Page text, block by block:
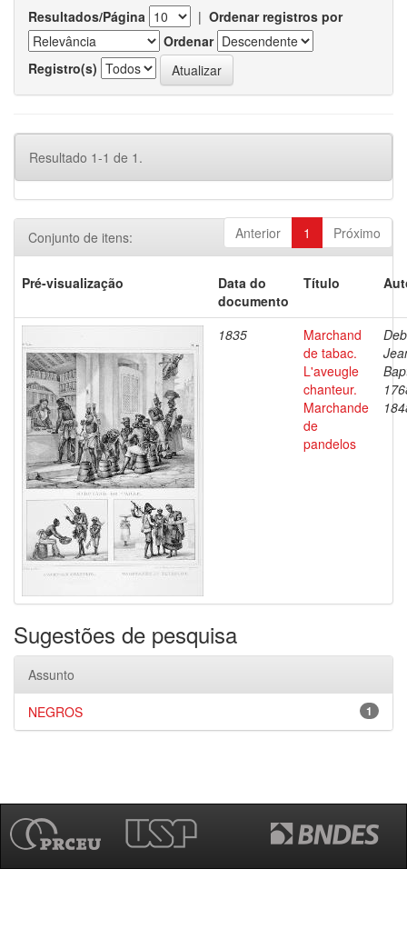
Resultados/Página | Ordenar registros por
Ordenar
Registro(s)
Resultado 1-1 de 1.
Anterior 1 Próximo
Conjunto de itens:
Pré-visualização
Data do
documento
Título
1835
Marchand
de tabac.
L'aveugle
chanteur.
Marchande
de
pandelos
Sugestões de pesquisa
Assunto
1
NEGROS